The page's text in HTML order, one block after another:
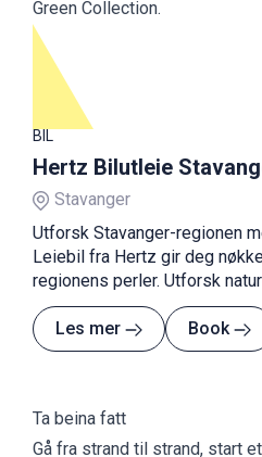
Green Collection.
BIL
Hertz Bilutleie
Stavanger
Utforsk Stavanger-regionen
Leiebil fra Hertz gir deg
regionens perler. Utforsk
Les mer Book
Ta beina fatt
Gå fra strand til strand, start